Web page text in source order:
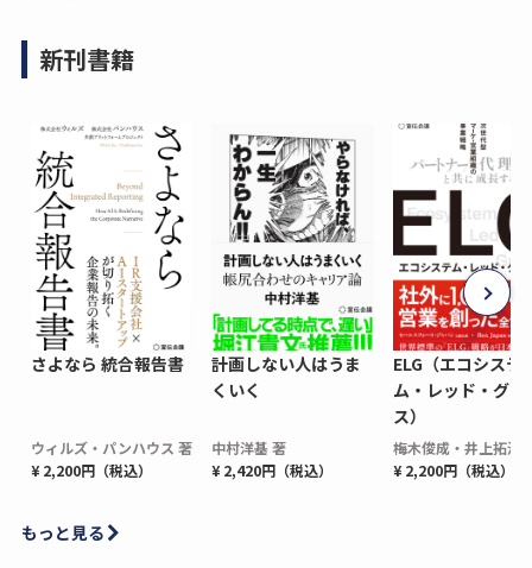
新刊書籍
さよなら 統合報告書
ウィルズ・パンハウス 著
¥ 2,200円（税込）
計画しない人はうま
くいく
中村洋基 著
¥ 2,420円（税込）
ELG（エコシステ
ム・レッド・グロ
ス）
梅木俊成・井上拓海
¥ 2,200円（税込）
もっと見る